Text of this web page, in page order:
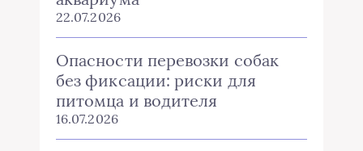
22.07.2026
Опасности перевозки собак
без фиксации: риски для
питомца и водителя
16.07.2026